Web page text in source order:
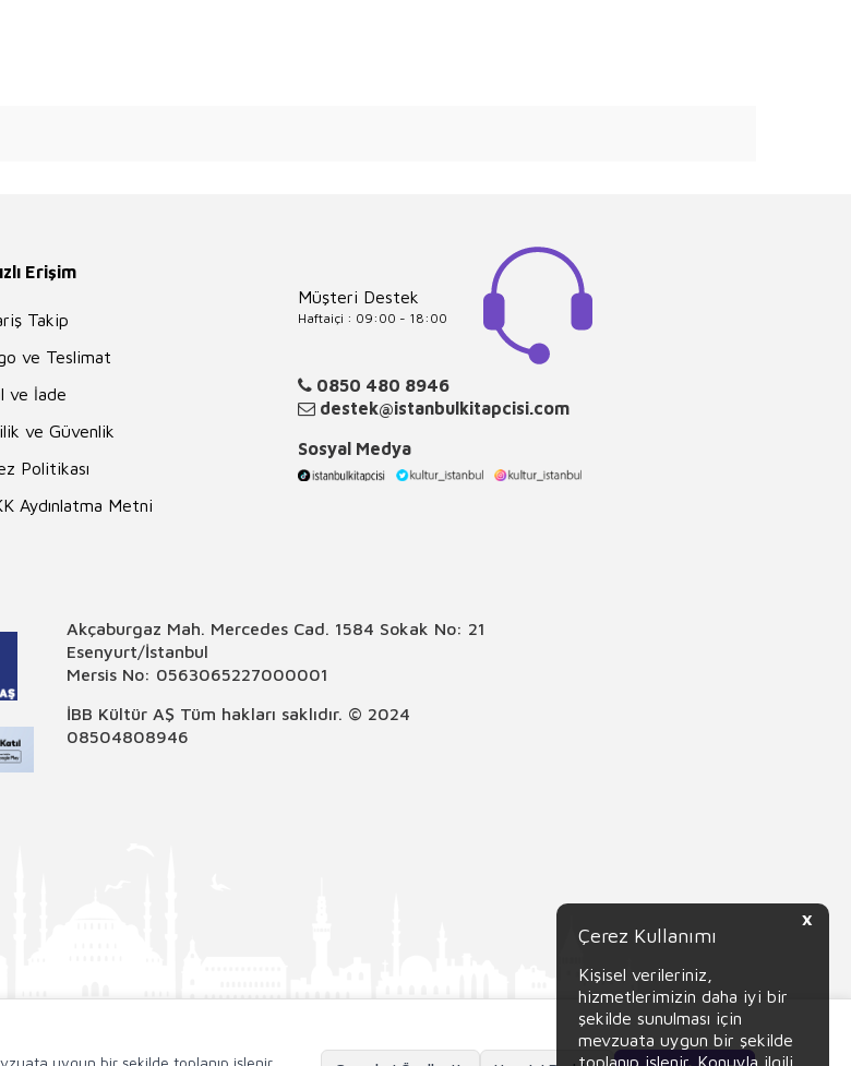
X
Çerez Kullanımı
Kişisel verileriniz,
hizmetlerimizin daha iyi bir
şekilde sunulması için
mevzuata uygun bir şekilde
toplanıp işlenir. Konuyla ilgili
Erişim
Takip
ve Teslimat
ve İade
ve Güvenlik
Politikası
Aydınlatma Metni
Müşteri Destek
Haftaiçi : 09:00 - 18:00
0850 480 8946
destek@istanbulkitapcisi.com
Sosyal Medya
Akçaburgaz Mah. Mercedes Cad. 1584 Sokak No: 21
Esenyurt/İstanbul
Mersis No: 0563065227000001
İBB Kültür AŞ Tüm hakları saklıdır. © 2024
08504808946
uygun bir şekilde toplanıp işlenir.